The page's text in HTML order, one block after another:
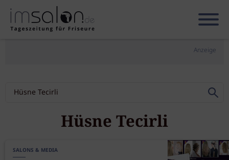
Anzeige
Hüsne Tecirli
SALONS & MEDIA